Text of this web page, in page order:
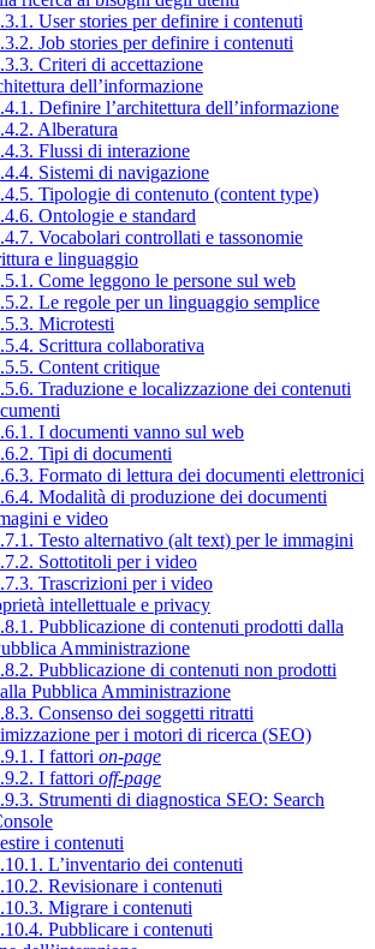
User stories per definire i contenuti
Job stories per definire i contenuti
Criteri di accettazione
dell’informazione
Definire l’architettura dell’informazione
Alberatura
Flussi di interazione
Sistemi di navigazione
Tipologie di contenuto (content type)
Ontologie e standard
Vocabolari controllati e tassonomie
e linguaggio
Come leggono le persone sul web
Le regole per un linguaggio semplice
Microtesti
Scrittura collaborativa
Content critique
Traduzione e localizzazione dei contenuti
I documenti vanno sul web
Tipi di documenti
Formato di lettura dei documenti elettronici
Modalità di produzione dei documenti
e video
Testo alternativo (alt text) per le immagini
Sottotitoli per i video
Trascrizioni per i video
intellettuale e privacy
Pubblicazione di contenuti prodotti dalla
Amministrazione
Pubblicazione di contenuti non prodotti
Pubblica Amministrazione
Consenso dei soggetti ritratti
per i motori di ricerca (SEO)
I fattori on-page
I fattori off-page
Strumenti di diagnostica SEO: Search
i contenuti
L’inventario dei contenuti
Revisionare i contenuti
Migrare i contenuti
Pubblicare i contenuti